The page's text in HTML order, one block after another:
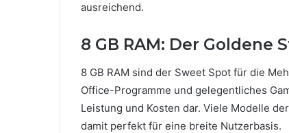
ausreichend.
8 GB RAM: Der Goldene
8 GB RAM sind der Sweet Spot für die
Office-Programme und gelegentliches
Leistung und Kosten dar. Viele Modelle
damit perfekt für eine breite Nutzerbasis.